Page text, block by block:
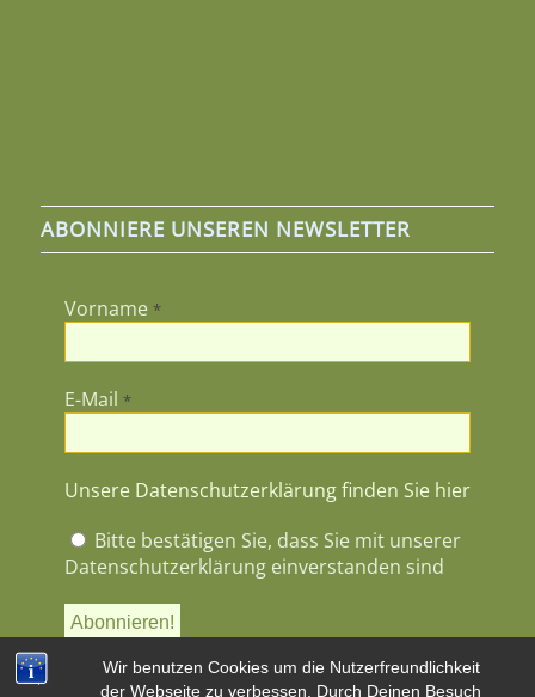
Wir benutzen Cookies um die Nutzerfreundlichkeit
der Webseite zu verbessen. Durch Deinen Besuch
ABONNIERE UNSEREN NEWSLETTER
Vorname *
E-Mail *
Unsere Datenschutzerklärung finden Sie hier
Bitte bestätigen Sie, dass Sie mit unserer
Datenschutzerklärung einverstanden sind